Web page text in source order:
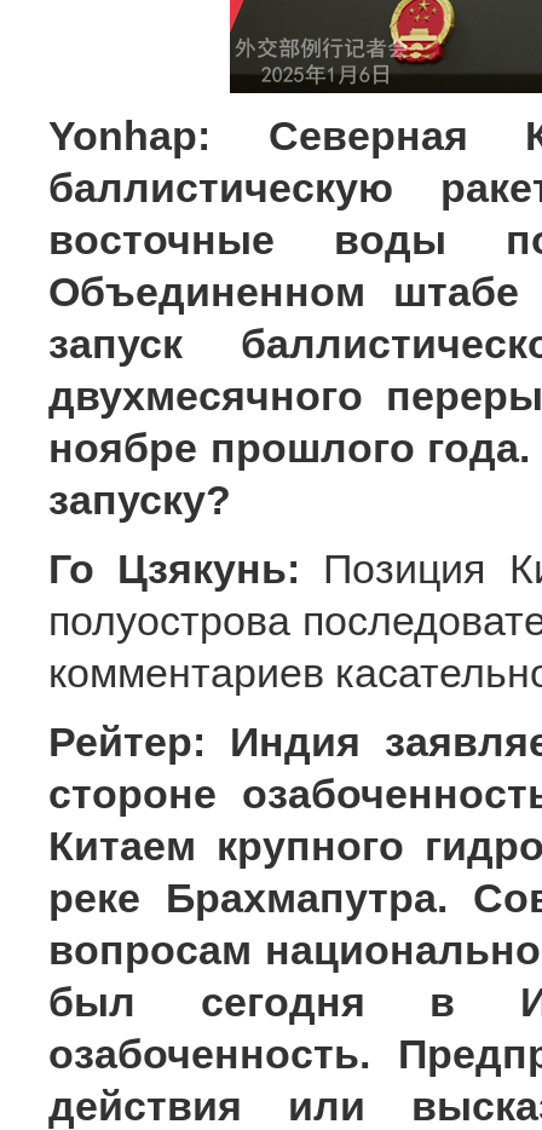
Yonhap: Северная
баллистическую
восточные воды
Объединенном
запуск
двухмесячного
ноябре прошлого года.
запуску?
Го Цзякунь: Позиция
полуострова
комментариев
Рейтер: Индия
стороне
Китаем крупного
реке Брахмапутра.
вопросам
был сегодня в
озабоченность.
действия или